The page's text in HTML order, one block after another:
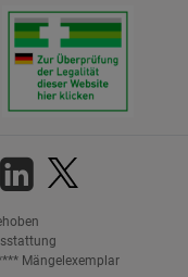
Mängelexemplar